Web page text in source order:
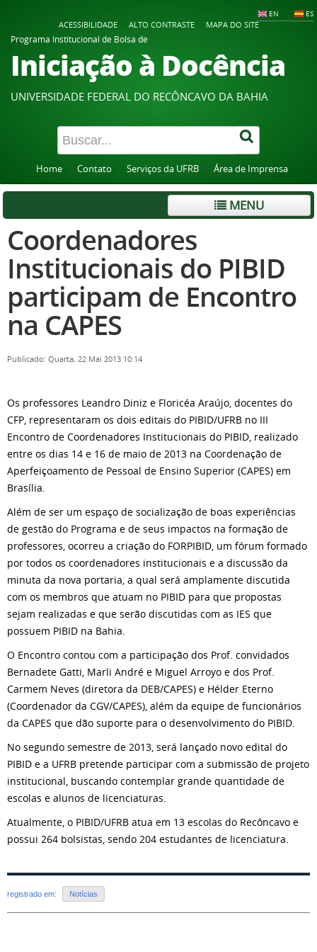
EN ES
ACESSIBILIDADE ALTO CONTRASTE
MAPA DO SITE
Programa Institucional de Bolsa de
Iniciação à Docência
UNIVERSIDADE FEDERAL DO RECÔNCAVO DA BAHIA
Home Contato Serviços da UFRB Área de Imprensa
MENU
Coordenadores
Institucionais do PIBID
participam de Encontro
na CAPES
Publicado: Quarta, 22 Mai 2013 10:14
Os professores Leandro Diniz e Floricéa Araújo, docentes do
CFP, representaram os dois editais do PIBID/UFRB no III
Encontro de Coordenadores Institucionais do PIBID, realizado
entre os dias 14 e 16 de maio de 2013 na Coordenação de
Aperfeiçoamento de Pessoal de Ensino Superior (CAPES) em
Brasília.
Além de ser um espaço de socialização de boas experiências
de gestão do Programa e de seus impactos na formação de
professores, ocorreu a criação do FORPIBID, um fórum formado
por todos os coordenadores institucionais e a discussão da
minuta da nova portaria, a qual será amplamente discutida
com os membros que atuam no PIBID para que propostas
sejam realizadas e que serão discutidas com as IES que
possuem PIBID na Bahia.
O Encontro contou com a participação dos Prof. convidados
Bernadete Gatti, Marli André e Miguel Arroyo e dos Prof.
Carmem Neves (diretora da DEB/CAPES) e Hélder Eterno
(Coordenador da CGV/CAPES), além da equipe de funcionários
da CAPES que dão suporte para o desenvolvimento do PIBID.
No segundo semestre de 2013, será lançado novo edital do
PIBID e a UFRB pretende participar com a submissão de projeto
institucional, buscando contemplar grande quantidade de
escolas e alunos de licenciaturas.
Atualmente, o PIBID/UFRB atua em 13 escolas do Recôncavo e
possui 264 bolsistas, sendo 204 estudantes de licenciatura.
registrado em: Notícias